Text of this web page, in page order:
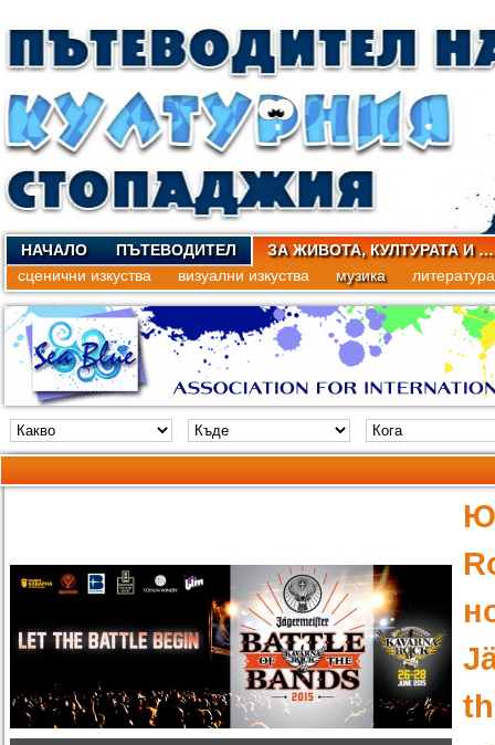
НАЧАЛО ПЪТЕВОДИТЕЛ
ЗА ЖИВОТА, КУЛТУРАТА И …
сценични изкуства
визуални изкуства музика литература